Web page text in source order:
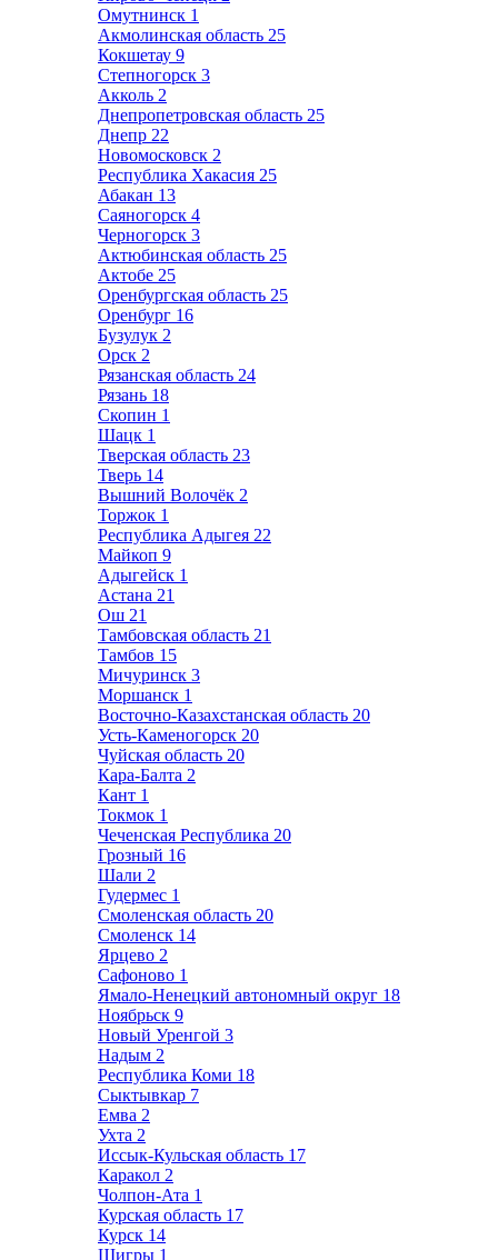
Омутнинск 1
Акмолинская область 25
Кокшетау 9
Степногорск 3
Акколь 2
Днепропетровская область 25
Днепр 22
Новомосковск 2
Республика Хакасия 25
Абакан 13
Саяногорск 4
Черногорск 3
Актюбинская область 25
Актобе 25
Оренбургская область 25
Оренбург 16
Бузулук 2
Орск 2
Рязанская область 24
Рязань 18
Скопин 1
Шацк 1
Тверская область 23
Тверь 14
Вышний Волочёк 2
Торжок 1
Республика Адыгея 22
Майкоп 9
Адыгейск 1
Астана 21
Ош 21
Тамбовская область 21
Тамбов 15
Мичуринск 3
Моршанск 1
Восточно-Казахстанская область 20
Усть-Каменогорск 20
Чуйская область 20
Кара-Балта 2
Кант 1
Токмок 1
Чеченская Республика 20
Грозный 16
Шали 2
Гудермес 1
Смоленская область 20
Смоленск 14
Ярцево 2
Сафоново 1
Ямало-Ненецкий автономный округ 18
Ноябрьск 9
Новый Уренгой 3
Надым 2
Республика Коми 18
Сыктывкар 7
Емва 2
Ухта 2
Иссык-Кульская область 17
Каракол 2
Чолпон-Ата 1
Курская область 17
Курск 14
Щигры 1